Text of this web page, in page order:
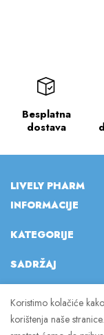
Besplatna
dostava
LIVELY PHARM
INFORMACIJE
KATEGORIJE
SADRŽAJ
© 2023
Koristimo kolačiće
korištenja naše